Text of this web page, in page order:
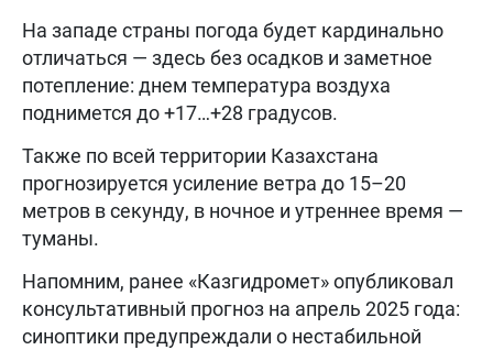
На западе страны погода будет кардинально
отличаться — здесь без осадков и заметное
потепление: днем температура воздуха
поднимется до +17…+28 градусов.
Также по всей территории Казахстана
прогнозируется усиление ветра до 15–20
метров в секунду, в ночное и утреннее время —
туманы.
Напомним, ранее «Казгидромет» опубликовал
консультативный прогноз на апрель 2025 года:
синоптики предупреждали о нестабильной